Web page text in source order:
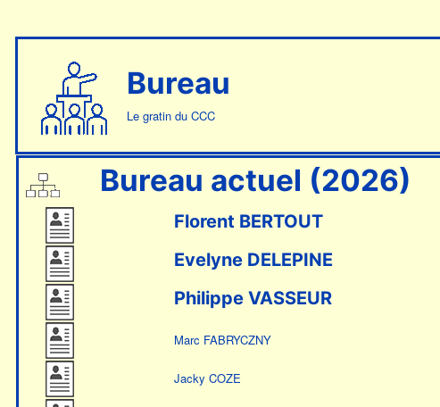
Bureau
Le gratin du CCC
Bureau actuel (2026)
Florent BERTOUT
Evelyne DELEPINE
Philippe VASSEUR
Marc FABRYCZNY
Jacky COZE